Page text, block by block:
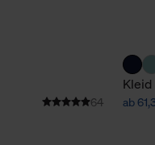
64 ab